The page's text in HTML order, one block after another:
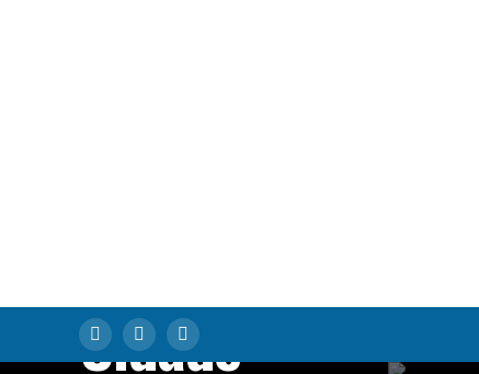
Transformar
Cidade